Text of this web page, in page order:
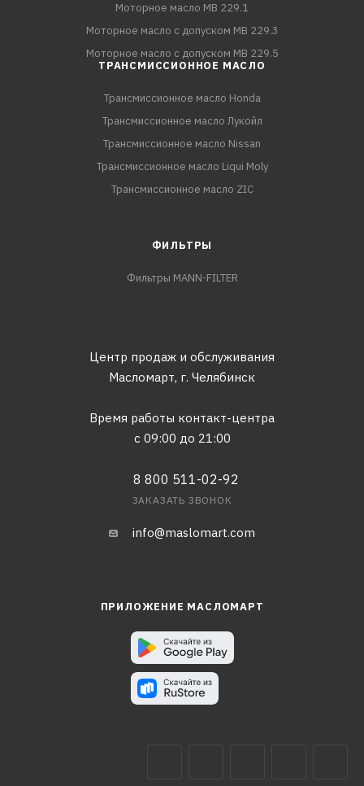
Моторное масло MB 229.1
Моторное масло с допуском MB 229.3
Моторное масло с допуском MB 229.5
ТРАНСМИССИОННОЕ МАСЛО
Трансмиссионное масло Honda
Трансмиссионное масло Лукойл
Трансмиссионное масло Nissan
Трансмиссионное масло Liqui Moly
Трансмиссионное масло ZIC
ФИЛЬТРЫ
Фильтры MANN-FILTER
Центр продаж и обслуживания
Масломарт, г. Челябинск
Время работы контакт-центра
с 09:00 до 21:00
8 800 511-02-92
ЗАКАЗАТЬ ЗВОНОК
info@maslomart.com
ПРИЛОЖЕНИЕ МАСЛОМАРТ